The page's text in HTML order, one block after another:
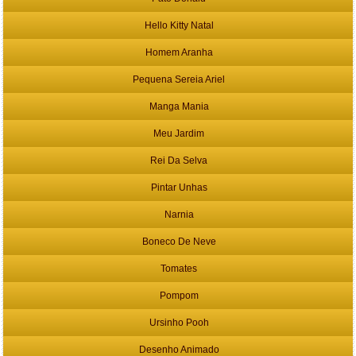
Hello Kitty Natal
Homem Aranha
Pequena Sereia Ariel
Manga Mania
Meu Jardim
Rei Da Selva
Pintar Unhas
Narnia
Boneco De Neve
Tomates
Pompom
Ursinho Pooh
Desenho Animado